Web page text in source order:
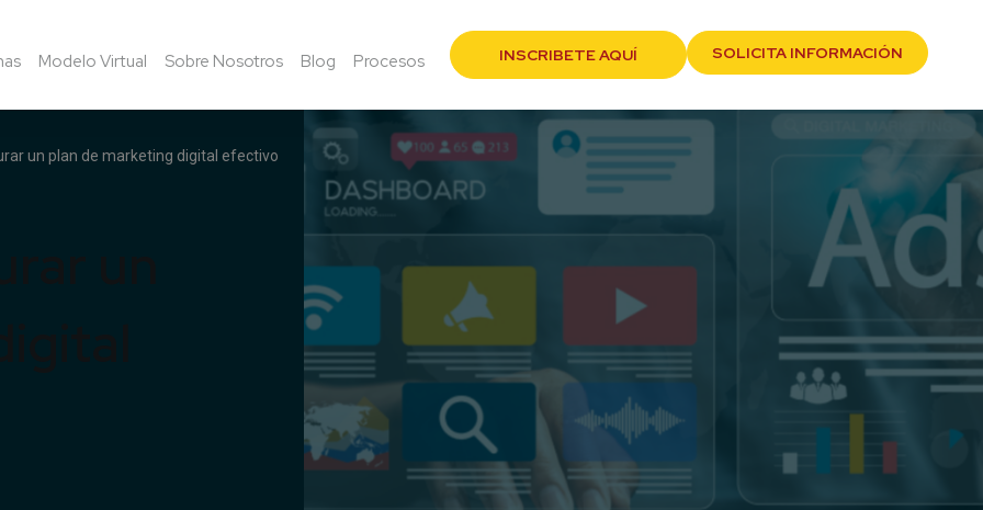
Modelo Virtual Sobre Nosotros Blog Procesos INSCRIBETE AQUÍ SOLICITA INFORMACIÓN
un plan de marketing digital efectivo